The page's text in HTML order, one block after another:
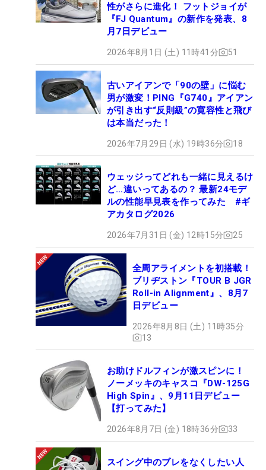
性がさらに進化！ フットジョイが
『FJ Quantum』の新作を発表、8
月7日デビュー
2026年8月1日 (土) 11時41分 51
古いアイアンで「90の壁」に悩む
男が激変！PING『G740』アイアン
が引き出す“反則級”の寛容性と飛び
は本当だった！
2026年7月29日 (水) 19時36分 18
ウェッジってどれも一緒に見えるけ
ど…違いってあるの？ 最新24モデ
ルの性能早見表を作ってみた #ギ
アカタログ2026
2026年7月31日 (金) 12時15分 25
全周アライメントを初搭載！
ブリヂストン『TOUR B JGR
Roll-in Alignment』、8月7
日デビュー
2026年8月8日 (土) 11時35分
13
お助けドルフィンが激スピンに！
ノーメッキのキャスコ『DW-125G
High Spin』、9月11日デビュー
【打ってみた】
2026年8月7日 (金) 18時36分 33
スイング中のブレをなくしたい人